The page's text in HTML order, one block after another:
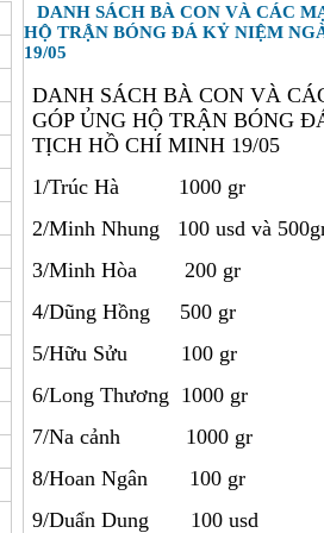
DANH SÁCH BÀ CON VÀ CÁC
HỘ TRẬN BÓNG ĐÁ KỶ NIỆM
19/05
DANH SÁCH BÀ CON VÀ
GÓP ỦNG HỘ TRẬN BÓNG
TỊCH HỒ CHÍ MINH 19/05
1/Trúc Hà 1000 gr
2/Minh Nhung 100 usd và
3/Minh Hòa 200 gr
4/Dũng Hồng 500 gr
5/Hữu Sửu 100 gr
6/Long Thương 1000 gr
7/Na cảnh 1000 gr
8/Hoan Ngân 100 gr
9/Duẩn Dung 100 usd